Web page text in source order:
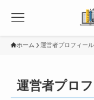
ホーム 運営者プロフィール
運営者プロ